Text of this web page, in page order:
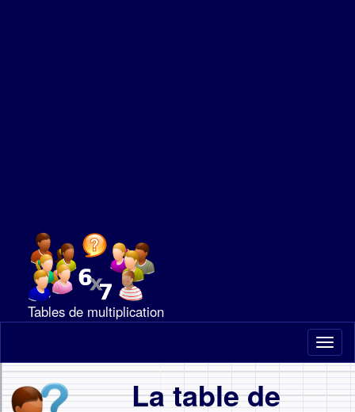
Tables de multiplication
La table de